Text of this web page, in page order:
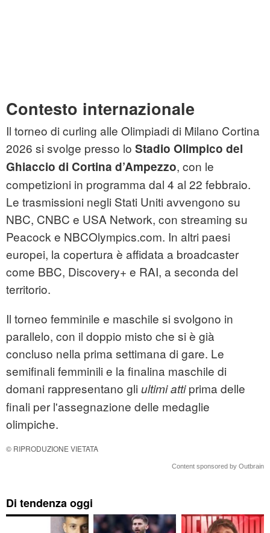
Contesto internazionale
Il torneo di curling alle Olimpiadi di Milano Cortina
2026 si svolge presso lo Stadio Olimpico del
Ghiaccio di Cortina d’Ampezzo, con le
competizioni in programma dal 4 al 22 febbraio.
Le trasmissioni negli Stati Uniti avvengono su
NBC, CNBC e USA Network, con streaming su
Peacock e NBCOlympics.com. In altri paesi
europei, la copertura è affidata a broadcaster
come BBC, Discovery+ e RAI, a seconda del
territorio.
Il torneo femminile e maschile si svolgono in
parallelo, con il doppio misto che si è già
concluso nella prima settimana di gare. Le
semifinali femminili e la finalina maschile di
domani rappresentano gli ultimi attiprima delle
finali per l'assegnazione delle medaglie
olimpiche.
© RIPRODUZIONE VIETATA
Content sponsored by Outbrain
Di tendenza oggi